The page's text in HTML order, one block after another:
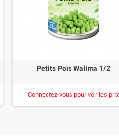
Petits Pois Walima 1/2
Connectez-vous pour voir les prix